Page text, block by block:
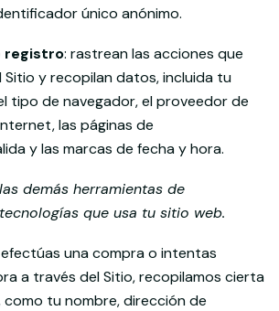
único anónimo.
registro: rastrean las acciones que
Sitio y recopilan datos, incluida tu
tipo de navegador, el proveedor de
las páginas de
y las marcas de fecha y hora.
demás herramientas de
que usa tu sitio web.
una compra o intentas
a través del Sitio, recopilamos cierta
tu nombre, dirección de